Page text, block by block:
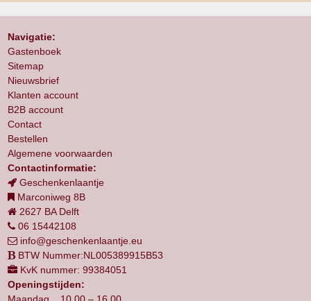
Navigatie:
Gastenboek
Sitemap
Nieuwsbrief
Klanten account
B2B account
Contact
Bestellen
Algemene voorwaarden
Contactinformatie:
Geschenkenlaantje
Marconiweg 8B
2627 BA Delft
06 15442108
info@geschenkenlaantje.eu
BTW Nummer:NL005389915B53
KvK nummer: 99384051
Openingstijden: